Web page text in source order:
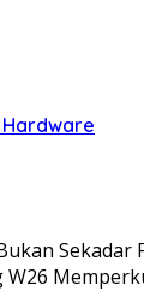
Sekadar
W26